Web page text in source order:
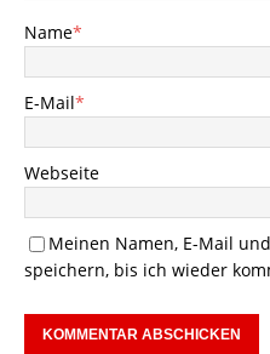
Name*
E-Mail*
Webseite
Meinen Namen, E-Mail
speichern, bis ich wieder